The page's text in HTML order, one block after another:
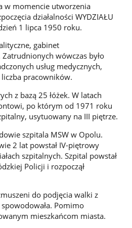
w momencie utworzenia
działalności WYDZIAŁU
1 lipca 1950 roku.
gabinet
wówczas było
usług medycznych,
pracowników.
z bazą 25 łóżek. W latach
po którym od 1971 roku
usytuowany na III piętrze.
szpitala MSW w Opolu.
2 lat powstał IV-piętrowy
szpitalnych. Szpital powstał
Policji i rozpoczął
do podjęcia walki z
Pomimo
mieszkańcom miasta.